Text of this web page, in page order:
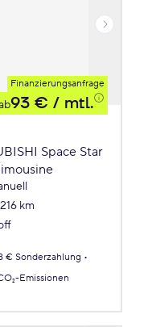
Finanzierungsanfrage
93 € / mtl.
Space Star
km
€ Sonderzahlung
Emissionen